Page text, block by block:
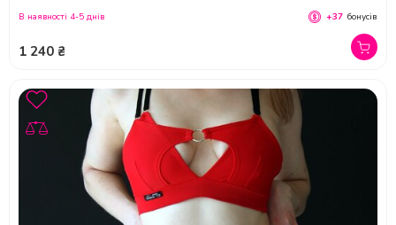
1 240 ₴
В наявності 4-5 днів +37 бонусів